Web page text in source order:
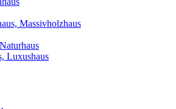
Massivholzhaus
Luxushaus